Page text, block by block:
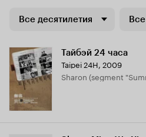
Все десятилетия
Тайбэй 24 часа
Taipei 24H, 2009
Sharon (segment